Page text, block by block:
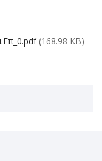
(168.98 KB)